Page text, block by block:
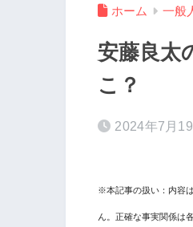
ホーム 一般
安藤良太
こ？
2024年7月19
※本記事の扱い：内容
ん。正確な事実関係は